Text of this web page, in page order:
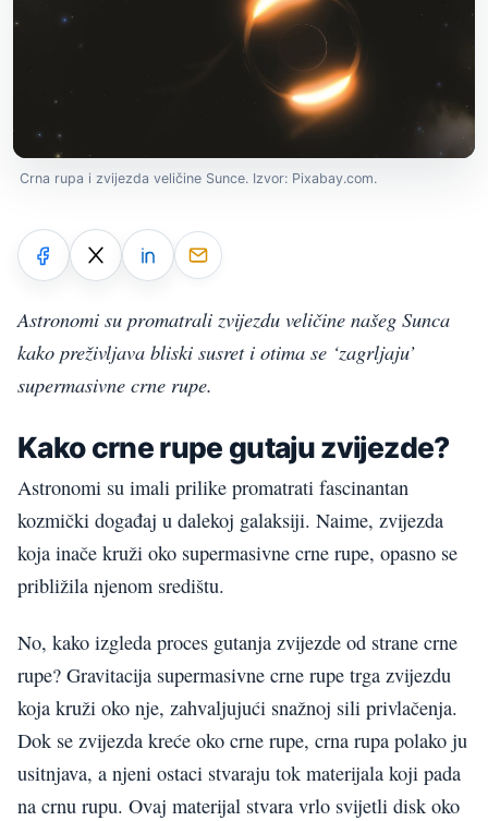
Crna rupa i zvijezda veličine Sunce. Izvor: Pixabay.com.
Astronomi su promatrali zvijezdu veličine našeg Sunca
kako preživljava bliski susret i otima se ‘zagrljaju’
supermasivne crne rupe.
Kako crne rupe gutaju zvijezde?
Astronomi su imali prilike promatrati fascinantan
kozmički događaj u dalekoj galaksiji. Naime, zvijezda
koja inače kruži oko supermasivne crne rupe, opasno se
približila njenom središtu.
No, kako izgleda proces gutanja zvijezde od strane crne
rupe? Gravitacija supermasivne crne rupe trga zvijezdu
koja kruži oko nje, zahvaljujući snažnoj sili privlačenja.
Dok se zvijezda kreće oko crne rupe, crna rupa polako ju
usitnjava, a njeni ostaci stvaraju tok materijala koji pada
na crnu rupu. Ovaj materijal stvara vrlo svijetli disk oko